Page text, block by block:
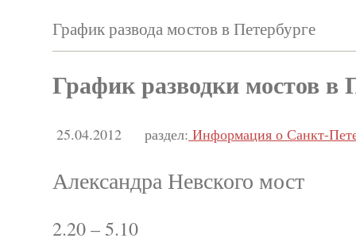
График развода мостов в Петербурге
График разводки мостов в
25.04.2012 раздел: Информация о Санкт-
Александра Невского мост
2.20 – 5.10